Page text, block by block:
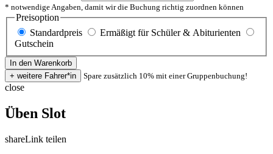
* notwendige Angaben, damit wir die Buchung richtig zuordnen können
Preisoption
Standardpreis
Ermäßigt für Schüler & Abiturienten
Gutschein
Spare zusätzlich 10% mit einer Gruppenbuchung!
close
Üben Slot
shareLink teilen